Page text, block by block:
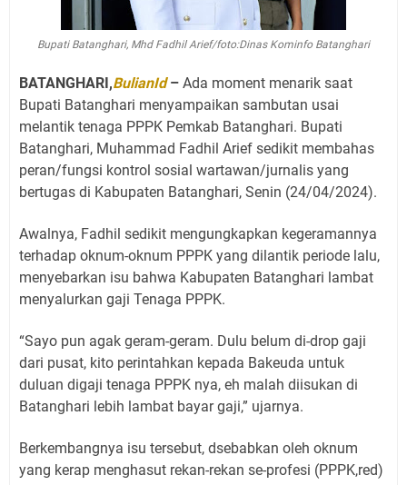
Bupati Batanghari, Mhd Fadhil Arief/foto:Dinas Kominfo Batanghari
BATANGHARI,BulianId– Ada moment menarik saat
Bupati Batanghari menyampaikan sambutan usai
melantik tenaga PPPK Pemkab Batanghari. Bupati
Batanghari, Muhammad Fadhil Arief sedikit membahas
peran/fungsi kontrol sosial wartawan/jurnalis yang
bertugas di Kabupaten Batanghari, Senin (24/04/2024).
Awalnya, Fadhil sedikit mengungkapkan kegeramannya
terhadap oknum-oknum PPPK yang dilantik periode lalu,
menyebarkan isu bahwa Kabupaten Batanghari lambat
menyalurkan gaji Tenaga PPPK.
“Sayo pun agak geram-geram. Dulu belum di-drop gaji
dari pusat, kito perintahkan kepada Bakeuda untuk
duluan digaji tenaga PPPK nya, eh malah diisukan di
Batanghari lebih lambat bayar gaji,” ujarnya.
Berkembangnya isu tersebut, dsebabkan oleh oknum
yang kerap menghasut rekan-rekan se-profesi (PPPK,red)